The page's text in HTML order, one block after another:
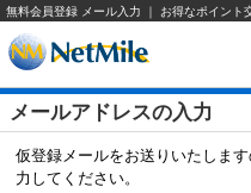
無料会員登録 メール入力 ｜ お得なポイント
メールアドレスの入力
仮登録メールをお送りいたしま
力してください。